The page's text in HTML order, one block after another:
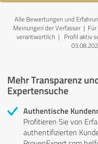
Alle Bewertungen und
Meinungen der Verfasser |
verantwortlich | Profil aktiv
Mehr Transparenz
Expertensuche
Authentische
Profitieren Sie von
authentifizierten